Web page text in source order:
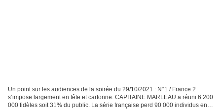
Un point sur les audiences de la soirée du 29/10/2021 : N°1 / France 2
s’impose largement en tête et cartonne. CAPITAINE MARLEAU a réuni 6 200
000 fidèles soit 31% du public. La série française perd 90 000 individus en